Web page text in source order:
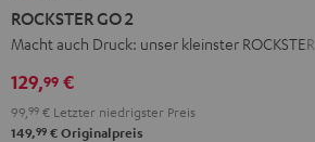
GO
&
Red
GO
&
Black
GO
ROCKSTER GO 2
Macht auch Druck: unser kleinster ROCKSTER
129,99 €
99, 99 € Letzter niedrigster Preis
149,99 € Originalpreis